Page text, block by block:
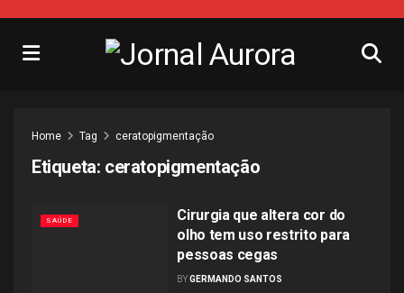
Home Tag ceratopigmentação
Etiqueta: ceratopigmentação
SAÚDE
Cirurgia que altera cor do
olho tem uso restrito para
pessoas cegas
BYGERMANDO SANTOS